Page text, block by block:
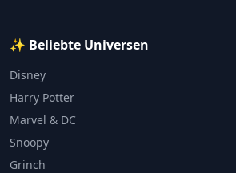
✨ Beliebte Universen
Disney
Harry Potter
Marvel & DC
Snoopy
Grinch